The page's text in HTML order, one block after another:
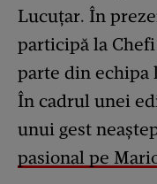
Lucuțar. În
participă la
parte din echipa
În cadrul unei
unui gest
pasional pe